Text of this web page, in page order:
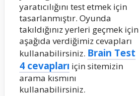
yaratıcılığını test etmek için
tasarlanmıştır. Oyunda
takıldığınız yerleri geçmek için
aşağıda verdiğimiz cevapları
kullanabilirsiniz. Brain Test
4 cevapları için sitemizin
arama kısmını
kullanabilirsiniz.